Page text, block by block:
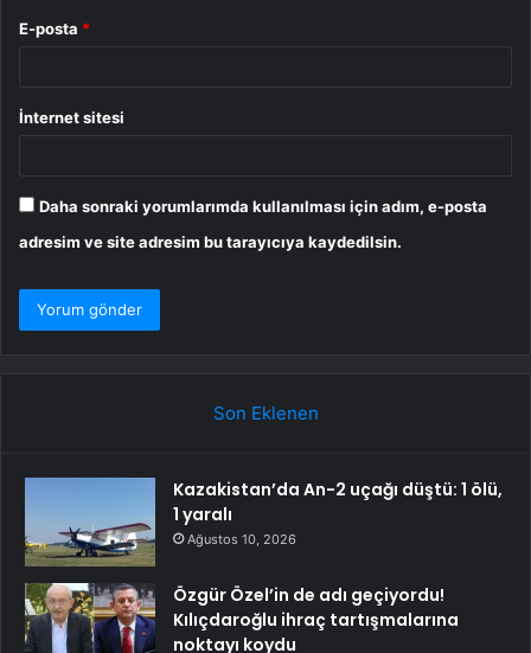
E-posta *
İnternet sitesi
Daha sonraki yorumlarımda kullanılması için adım, e-posta
adresim ve site adresim bu tarayıcıya kaydedilsin.
Son Eklenen
Kazakistan’da An-2 uçağı düştü: 1 ölü,
1 yaralı
Ağustos 10, 2026
Özgür Özel’in de adı geçiyordu!
Kılıçdaroğlu ihraç tartışmalarına
noktayı koydu